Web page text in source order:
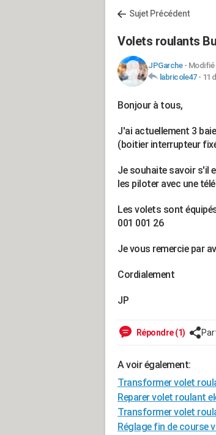
Sujet Précédent
Volets roulants
JPGarche- Modifié
labricole47- 11
Bonjour à tous,
J'ai actuellement 3
(boitier interrupteur
Je souhaite savoir s'il
les piloter avec une
Les volets sont
001 001 26
Je vous remercie par
Cordialement
JP
Répondre (1)
A voir également:
Transformer volet
Reparer volet roulant
Transformer volet
Réglage fin de course